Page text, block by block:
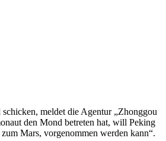
meldet die Agentur „Zhonggou
den Mond betreten hat, will Peking
Mars, vorgenommen werden kann“.